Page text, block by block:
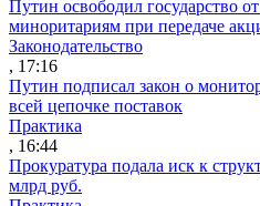
Путин освободил государство
миноритариям при передаче
Законодательство
, 17:16
Путин подписал закон о
всей цепочке поставок
Практика
, 16:44
Прокуратура подала иск к
млрд руб.